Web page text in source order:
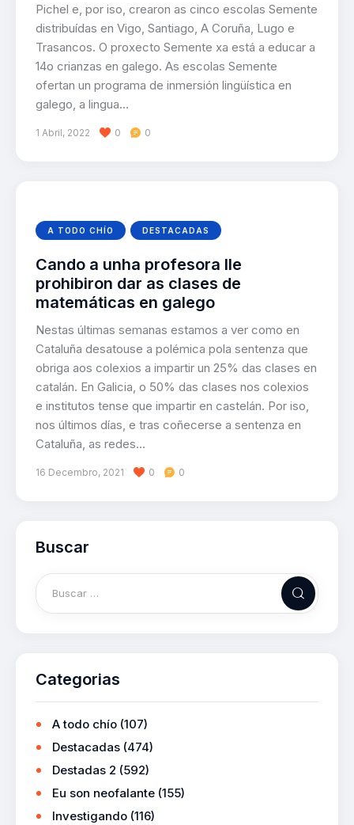
Pichel e, por iso, crearon as cinco escolas Semente
distribuídas en Vigo, Santiago, A Coruña, Lugo e
Trasancos. O proxecto Semente xa está a educar a
14o crianzas en galego. As escolas Semente
ofertan un programa de inmersión lingüística en
galego, a lingua…
1 Abril, 2022 0 0
A TODO CHÍO DESTACADAS
Cando a unha profesora lle
prohibiron dar as clases de
matemáticas en galego
Nestas últimas semanas estamos a ver como en
Cataluña desatouse a polémica pola sentenza que
obriga aos colexios a impartir un 25% das clases en
catalán. En Galicia, o 50% das clases nos colexios
e institutos tense que impartir en castelán. Por iso,
nos últimos días, e tras coñecerse a sentenza en
Cataluña, as redes…
16 Decembro, 2021 0 0
Buscar
Categorias
A todo chío (107)
Destacadas (474)
Destadas 2 (592)
Eu son neofalante (155)
Investigando (116)